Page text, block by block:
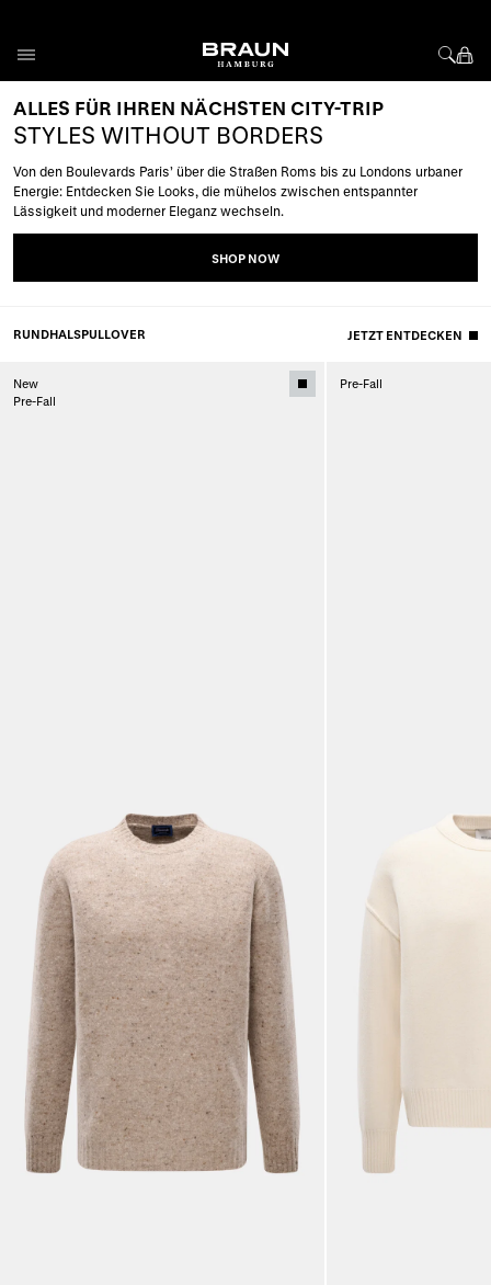
SALE
UP
TO
OFF
GERADE
EINGETROFFEN
DIE
NEUHEITEN
DER
ALLES FÜR IHREN NÄCHSTEN CITY-TRIP
STYLES WITHOUT BORDERS
Von den Boulevards Paris’ über die Straßen Roms bis zu Londons urbaner
Energie: Entdecken Sie Looks, die mühelos zwischen entspannter
Lässigkeit und moderner Eleganz wechseln.
SHOP NOW
RUNDHALSPULLOVER JETZT ENTDECKEN
New
Pre-Fall
Pre-Fall